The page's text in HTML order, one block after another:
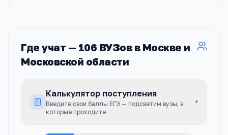
Где учат — 106 ВУЗов в Москве и
Московской области
Калькулятор поступления
Введите свои баллы ЕГЭ — подсветим вузы, в
которые проходите
+